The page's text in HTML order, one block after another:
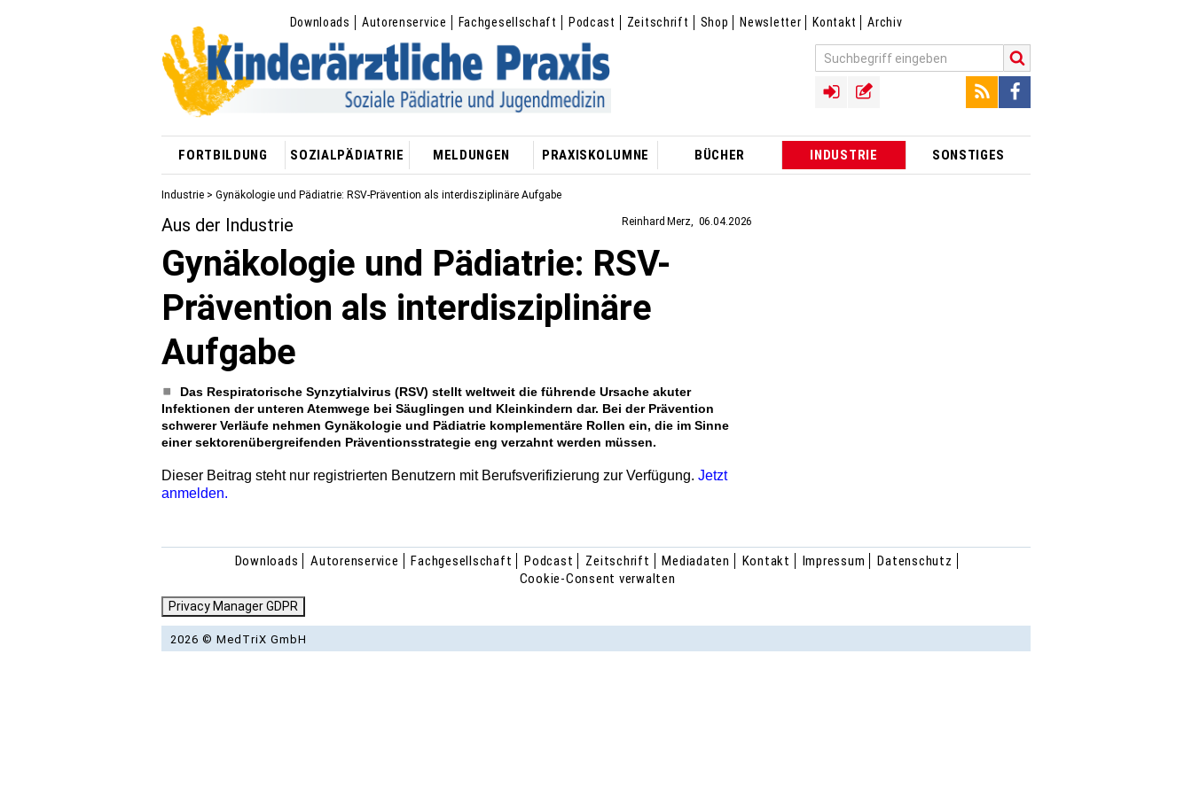
Downloads Autorenservice Fachgesellschaft Podcast Zeitschrift Shop Newsletter Kontakt Archiv
FORTBILDUNG SOZIALPÄDIATRIE MELDUNGEN PRAXISKOLUMNE BÜCHER INDUSTRIE SONSTIGES
Industrie > Gynäkologie und Pädiatrie: RSV-Prävention als interdisziplinäre Aufgabe
Reinhard Merz 06.04.2026
Aus der Industrie
Gynäkologie und Pädiatrie: RSV-
Prävention als interdisziplinäre
Aufgabe
Das Respiratorische Synzytialvirus (RSV) stellt weltweit die führende Ursache akuter
Infektionen der unteren Atemwege bei Säuglingen und Kleinkindern dar. Bei der Prävention
schwerer Verläufe nehmen Gynäkologie und Pädiatrie komplementäre Rollen ein, die im Sinne
einer sektorenübergreifenden Präventionsstrategie eng verzahnt werden müssen.
Dieser Beitrag steht nur registrierten Benutzern mit Berufsverifizierung zur Verfügung. Jetzt
anmelden.
Downloads Autorenservice Fachgesellschaft Podcast Zeitschrift Mediadaten Kontakt Impressum
Datenschutz
Cookie-Consent verwalten
Privacy Manager GDPR
2026 © MedTriX GmbH